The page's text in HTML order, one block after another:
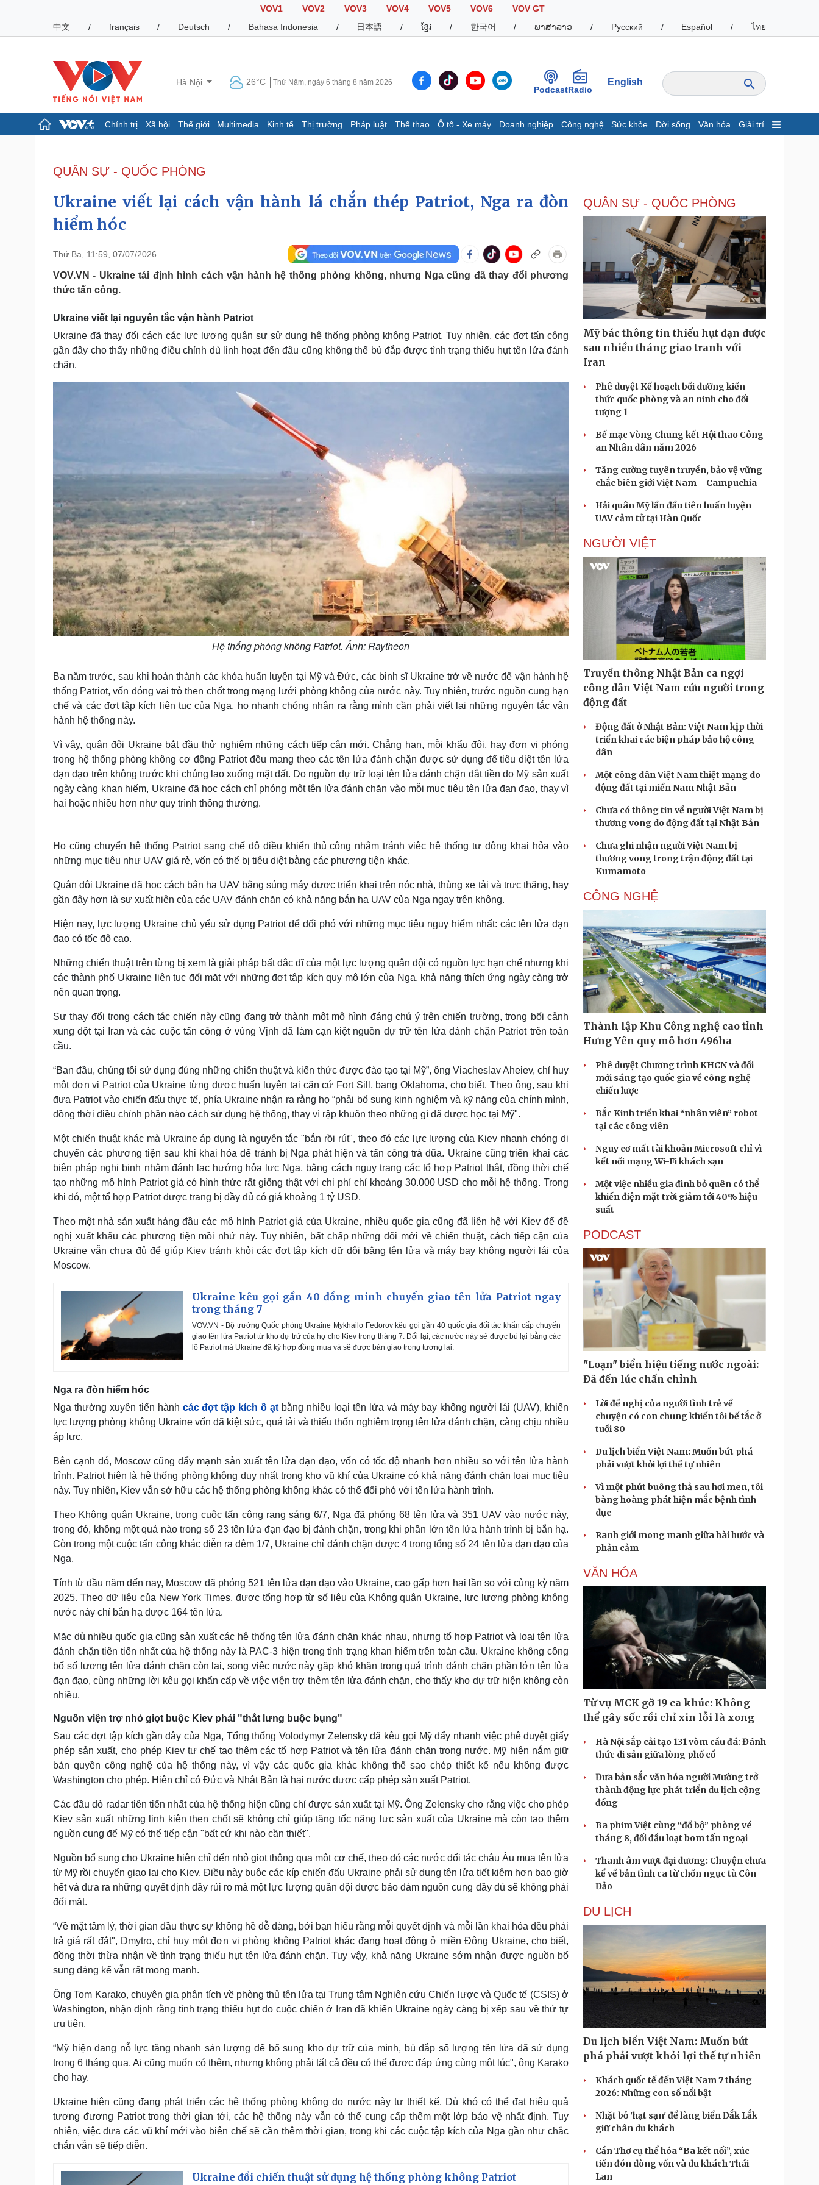
VOV1 VOV2 VOV3 VOV4 VOV5 VOV6
VOV GT
中文
/ français / Deutsch / Bahasa Indonesia / 日本語 / ខ្មែរ / 한국어 / ພາສາລາວ / Русский / Español / ไทย
Hà Nội 26°C Thứ Năm, ngày 6 tháng 8 năm 2026
PodcastRadio
English
Chính trị Xã hội Thế giới Multimedia Kinh tế Thị trường Pháp luật Thể thao Ô tô - Xe máy Doanh nghiệp Công nghệ Sức khỏe Đời sống Văn hóa Giải trí
Đảng
Tổ chức nhân sự
Nhận diện sự thật
Tin 24h
Dự báo thời tiết
Dấu ấn VOV
Infographic
Chứng khoán
Giá cà phê
Pháp luật
Tin nóng
Tư vấn luật
Việt Nam
Thể thao
Lịch thi đấu bóng đá
Ô tô - Xe máy
Xe máy
Doanh nghiệp
Thông tin doanh nghiệp
Doanh nghiệp 24h
Vì cộng đồng
Công nghệ
Sành điệu
Tin Công nghệ
Trải nghiệm
Chuyển đổi số
Sức khỏe
Dinh dưỡng - món ngon
Cây thuốc
Sản phụ khoa
Đời sống
Nhà đẹp
Tình yêu - Gia đình
Văn hóa
Sân khấu - Điện ảnh
Âm nhạc
Giải trí
Nghệ sĩ
Sao Việt
Du lịch
Tư vấn
check-in
Podcast
Câu chuyện thời sự
Cửa sổ tình yêu
Kể chuyện cho bé
Hạt giống tâm hồn
QUÂN SỰ - QUỐC PHÒNG
Ukraine viết lại cách vận hành lá chắn thép Patriot, Nga ra đòn
hiểm hóc
Thứ Ba, 11:59, 07/07/2026
VOV.VN - Ukraine tái định hình cách vận hành hệ thống phòng không, nhưng Nga cũng đã thay đổi phương
thức tấn công.
Ukraine viết lại nguyên tắc vận hành Patriot
Ukraine đã thay đổi cách các lực lượng quân sự sử dụng hệ thống phòng không Patriot. Tuy nhiên, các đợt tấn công
gần đây cho thấy những điều chỉnh dù linh hoạt đến đâu cũng không thể bù đắp được tình trạng thiếu hụt tên lửa đánh
chặn.
Hệ thống phòng không Patriot. Ảnh: Raytheon
Ba năm trước, sau khi hoàn thành các khóa huấn luyện tại Mỹ và Đức, các binh sĩ Ukraine trở về nước để vận hành hệ
thống Patriot, vốn đóng vai trò then chốt trong mạng lưới phòng không của nước này. Tuy nhiên, trước nguồn cung hạn
chế và các đợt tập kích liên tục của Nga, họ nhanh chóng nhận ra rằng mình cần phải viết lại những nguyên tắc vận
hành hệ thống này.
Vì vậy, quân đội Ukraine bắt đầu thử nghiệm những cách tiếp cận mới. Chẳng hạn, mỗi khẩu đội, hay đơn vị phóng
trong hệ thống phòng không cơ động Patriot đều mang theo các tên lửa đánh chặn được sử dụng để tiêu diệt tên lửa
đạn đạo trên không trước khi chúng lao xuống mặt đất. Do nguồn dự trữ loại tên lửa đánh chặn đắt tiền do Mỹ sản xuất
ngày càng khan hiếm, Ukraine đã học cách chỉ phóng một tên lửa đánh chặn vào mỗi mục tiêu tên lửa đạn đạo, thay vì
hai hoặc nhiều hơn như quy trình thông thường.
Họ cũng chuyển hệ thống Patriot sang chế độ điều khiển thủ công nhằm tránh việc hệ thống tự động khai hỏa vào
những mục tiêu như UAV giá rẻ, vốn có thể bị tiêu diệt bằng các phương tiện khác.
Quân đội Ukraine đã học cách bắn hạ UAV bằng súng máy được triển khai trên nóc nhà, thùng xe tải và trực thăng, hay
gần đây hơn là sự xuất hiện của các UAV đánh chặn có khả năng bắn hạ UAV của Nga ngay trên không.
Hiện nay, lực lượng Ukraine chủ yếu sử dụng Patriot để đối phó với những mục tiêu nguy hiểm nhất: các tên lửa đạn
đạo có tốc độ cao.
Những chiến thuật trên từng bị xem là giải pháp bất đắc dĩ của một lực lượng quân đội có nguồn lực hạn chế nhưng khi
các thành phố Ukraine liên tục đối mặt với những đợt tập kích quy mô lớn của Nga, khả năng thích ứng ngày càng trở
nên quan trọng.
Sự thay đổi trong cách tác chiến này cũng đang trở thành một mô hình đáng chú ý trên chiến trường, trong bối cảnh
xung đột tại Iran và các cuộc tấn công ở vùng Vịnh đã làm cạn kiệt nguồn dự trữ tên lửa đánh chặn Patriot trên toàn
cầu.
“Ban đầu, chúng tôi sử dụng đúng những chiến thuật và kiến thức được đào tạo tại Mỹ”, ông Viacheslav Aheiev, chỉ huy
một đơn vị Patriot của Ukraine từng được huấn luyện tại căn cứ Fort Sill, bang Oklahoma, cho biết. Theo ông, sau khi
đưa Patriot vào chiến đấu thực tế, phía Ukraine nhận ra rằng họ “phải bổ sung kinh nghiệm và kỹ năng của chính mình,
đồng thời điều chỉnh phần nào cách sử dụng hệ thống, thay vì rập khuôn theo những gì đã được học tại Mỹ".
Một chiến thuật khác mà Ukraine áp dụng là nguyên tắc "bắn rồi rút", theo đó các lực lượng của Kiev nhanh chóng di
chuyển các phương tiện sau khi khai hỏa để tránh bị Nga phát hiện và tấn công trả đũa. Ukraine cũng triển khai các
biện pháp nghi binh nhằm đánh lạc hướng hỏa lực Nga, bằng cách ngụy trang các tổ hợp Patriot thật, đồng thời chế
tạo những mô hình Patriot giả có hình thức rất giống thật với chi phí chỉ khoảng 30.000 USD cho mỗi hệ thống. Trong
khi đó, một tổ hợp Patriot được trang bị đầy đủ có giá khoảng 1 tỷ USD.
Theo một nhà sản xuất hàng đầu các mô hình Patriot giả của Ukraine, nhiều quốc gia cũng đã liên hệ với Kiev để đề
nghị xuất khẩu các phương tiện mồi nhử này. Tuy nhiên, bất chấp những đổi mới về chiến thuật, cách tiếp cận của
Ukraine vẫn chưa đủ để giúp Kiev tránh khỏi các đợt tập kích dữ dội bằng tên lửa và máy bay không người lái của
Moscow.
Ukraine kêu gọi gần 40 đồng minh chuyển giao tên lửa Patriot ngay
trong tháng 7
VOV.VN - Bộ trưởng Quốc phòng Ukraine Mykhailo Fedorov kêu gọi gần 40 quốc gia đối tác khẩn cấp chuyển
giao tên lửa Patriot từ kho dự trữ của họ cho Kiev trong tháng 7. Đổi lại, các nước này sẽ được bù lại bằng các
lô Patriot mà Ukraine đã ký hợp đồng mua và sẽ được bàn giao trong tương lai.
Nga ra đòn hiểm hóc
Nga thường xuyên tiến hành các đợt tập kích ồ ạt bằng nhiều loại tên lửa và máy bay không người lái (UAV), khiến
lực lượng phòng không Ukraine vốn đã kiệt sức, quá tải và thiếu thốn nghiêm trọng tên lửa đánh chặn, càng chịu nhiều
áp lực.
Bên cạnh đó, Moscow cũng đẩy mạnh sản xuất tên lửa đạn đạo, vốn có tốc độ nhanh hơn nhiều so với tên lửa hành
trình. Patriot hiện là hệ thống phòng không duy nhất trong kho vũ khí của Ukraine có khả năng đánh chặn loại mục tiêu
này. Tuy nhiên, Kiev vẫn sở hữu các hệ thống phòng không khác có thể đối phó với tên lửa hành trình.
Theo Không quân Ukraine, trong cuộc tấn công rạng sáng 6/7, Nga đã phóng 68 tên lửa và 351 UAV vào nước này,
trong đó, không một quả nào trong số 23 tên lửa đạn đạo bị đánh chặn, trong khi phần lớn tên lửa hành trình bị bắn hạ.
Còn trong một cuộc tấn công khác diễn ra đêm 1/7, Ukraine chỉ đánh chặn được 4 trong tổng số 24 tên lửa đạn đạo của
Nga.
Tính từ đầu năm đến nay, Moscow đã phóng 521 tên lửa đạn đạo vào Ukraine, cao gấp hơn hai lần so với cùng kỳ năm
2025. Theo dữ liệu của New York Times, được tổng hợp từ số liệu của Không quân Ukraine, lực lượng phòng không
nước này chỉ bắn hạ được 164 tên lửa.
Mặc dù nhiều quốc gia cũng sản xuất các hệ thống tên lửa đánh chặn khác nhau, nhưng tổ hợp Patriot và loại tên lửa
đánh chặn tiên tiến nhất của hệ thống này là PAC-3 hiện trong tình trạng khan hiếm trên toàn cầu. Ukraine không công
bố số lượng tên lửa đánh chặn còn lại, song việc nước này gặp khó khăn trong quá trình đánh chặn phần lớn tên lửa
đạn đạo, cùng những lời kêu gọi khẩn cấp về việc viện trợ thêm tên lửa đánh chặn, cho thấy kho dự trữ hiện không còn
nhiều.
Nguồn viện trợ nhỏ giọt buộc Kiev phải "thắt lưng buộc bụng"
Sau các đợt tập kích gần đây của Nga, Tổng thống Volodymyr Zelensky đã kêu gọi Mỹ đẩy nhanh việc phê duyệt giấy
phép sản xuất, cho phép Kiev tự chế tạo thêm các tổ hợp Patriot và tên lửa đánh chặn trong nước. Mỹ hiện nắm giữ
bản quyền công nghệ của hệ thống này, vì vậy các quốc gia khác không thể sao chép thiết kế nếu không được
Washington cho phép. Hiện chỉ có Đức và Nhật Bản là hai nước được cấp phép sản xuất Patriot.
Các đầu dò radar tiên tiến nhất của hệ thống hiện cũng chỉ được sản xuất tại Mỹ. Ông Zelensky cho rằng việc cho phép
Kiev sản xuất những linh kiện then chốt sẽ không chỉ giúp tăng tốc năng lực sản xuất của Ukraine mà còn tạo thêm
nguồn cung để Mỹ có thể tiếp cận "bất cứ khi nào cần thiết".
Nguồn bổ sung cho Ukraine hiện chỉ đến nhỏ giọt thông qua một cơ chế, theo đó các nước đối tác châu Âu mua tên lửa
từ Mỹ rồi chuyển giao lại cho Kiev. Điều này buộc các kíp chiến đấu Ukraine phải sử dụng tên lửa tiết kiệm hơn bao giờ
hết và đưa ra những quyết định đầy rủi ro mà một lực lượng quân đội được bảo đảm nguồn cung đầy đủ sẽ không phải
đối mặt.
“Về mặt tâm lý, thời gian đầu thực sự không hề dễ dàng, bởi bạn hiểu rằng mỗi quyết định và mỗi lần khai hỏa đều phải
trả giá rất đắt", Dmytro, chỉ huy một đơn vị phòng không Patriot khác đang hoạt động ở miền Đông Ukraine, cho biết,
đồng thời thừa nhận về tình trạng thiếu hụt tên lửa đánh chặn. Tuy vậy, khả năng Ukraine sớm nhận được nguồn bổ
sung đáng kể vẫn rất mong manh.
Ông Tom Karako, chuyên gia phân tích về phòng thủ tên lửa tại Trung tâm Nghiên cứu Chiến lược và Quốc tế (CSIS) ở
Washington, nhận định rằng tình trạng thiếu hụt do cuộc chiến ở Iran đã khiến Ukraine ngày càng bị xếp sau về thứ tự
ưu tiên.
“Mỹ hiện đang nỗ lực tăng nhanh sản lượng để bổ sung kho dự trữ của mình, bù đắp số lượng tên lửa đã sử dụng
trong 6 tháng qua. Ai cũng muốn có thêm, nhưng không phải tất cả đều có thể được đáp ứng cùng một lúc", ông Karako
cho hay.
Ukraine hiện cũng đang phát triển các hệ thống phòng không do nước này tự thiết kế. Dù khó có thể đạt hiệu quả
tương đương Patriot trong thời gian tới, các hệ thống này vẫn có thể cung cấp thêm một lớp bảo vệ nhất định. Tuy
nhiên, việc đưa các vũ khí mới vào biên chế sẽ cần thêm thời gian, trong khi các cuộc tập kích của Nga gần như chắc
chắn vẫn sẽ tiếp diễn.
Ukraine đổi chiến thuật sử dụng hệ thống phòng không Patriot
QUÂN SỰ - QUỐC PHÒNG
Mỹ bác thông tin thiếu hụt đạn dược
sau nhiều tháng giao tranh với
Iran
Phê duyệt Kế hoạch bồi dưỡng kiến
thức quốc phòng và an ninh cho đối
tượng 1
Bế mạc Vòng Chung kết Hội thao Công
an Nhân dân năm 2026
Tăng cường tuyên truyền, bảo vệ vững
chắc biên giới Việt Nam – Campuchia
Hải quân Mỹ lần đầu tiên huấn luyện
UAV cảm tử tại Hàn Quốc
NGƯỜI VIỆT
Truyền thông Nhật Bản ca ngợi
công dân Việt Nam cứu người trong
động đất
Động đất ở Nhật Bản: Việt Nam kịp thời
triển khai các biện pháp bảo hộ công
dân
Một công dân Việt Nam thiệt mạng do
động đất tại miền Nam Nhật Bản
Chưa có thông tin về người Việt Nam bị
thương vong do động đất tại Nhật Bản
Chưa ghi nhận người Việt Nam bị
thương vong trong trận động đất tại
Kumamoto
CÔNG NGHỆ
Thành lập Khu Công nghệ cao tỉnh
Hưng Yên quy mô hơn 496ha
Phê duyệt Chương trình KHCN và đổi
mới sáng tạo quốc gia về công nghệ
chiến lược
Bắc Kinh triển khai “nhân viên” robot
tại các công viên
Nguy cơ mất tài khoản Microsoft chỉ vì
kết nối mạng Wi-Fi khách sạn
Một việc nhiều gia đình bỏ quên có thể
khiến điện mặt trời giảm tới 40% hiệu
suất
PODCAST
"Loạn" biển hiệu tiếng nước ngoài:
Đã đến lúc chấn chỉnh
Lời đề nghị của người tình trẻ về
chuyện có con chung khiến tôi bế tắc ở
tuổi 80
Du lịch biển Việt Nam: Muốn bứt phá
phải vượt khỏi lợi thế tự nhiên
Vì một phút buông thả sau hơi men, tôi
bàng hoàng phát hiện mắc bệnh tình
dục
Ranh giới mong manh giữa hài hước và
phản cảm
VĂN HÓA
Từ vụ MCK gỡ 19 ca khúc: Không
thể gây sốc rồi chỉ xin lỗi là xong
Hà Nội sắp cải tạo 131 vòm cầu đá: Đánh
thức di sản giữa lòng phố cổ
Đưa bản sắc văn hóa người Mường trở
thành động lực phát triển du lịch cộng
đồng
Ba phim Việt cùng “đổ bộ” phòng vé
tháng 8, đối đầu loạt bom tấn ngoại
Thanh âm vượt đại dương: Chuyện chưa
kể về bản tình ca từ chốn ngục tù Côn
Đảo
DU LỊCH
Du lịch biển Việt Nam: Muốn bứt
phá phải vượt khỏi lợi thế tự nhiên
Khách quốc tế đến Việt Nam 7 tháng
2026: Những con số nổi bật
Nhặt bỏ 'hạt sạn' để làng biển Đắk Lắk
giữ chân du khách
Cần Thơ cụ thể hóa “Ba kết nối”, xúc
tiến đón dòng vốn và du khách Thái
Lan